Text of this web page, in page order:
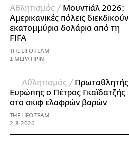
Αθλητισμός / Μουντιάλ 2026:
Αμερικανικές πόλεις διεκδικούν
εκατομμύρια δολάρια από τη
FIFA
THE LIFO TEAM
1 ΜΕΡΑ ΠΡΙΝ
Αθλητισμός / Πρωταθλητής
Ευρώπης ο Πέτρος Γκαϊδατζής
στο σκιφ ελαφρών βαρών
THE LIFO TEAM
2.8.2026